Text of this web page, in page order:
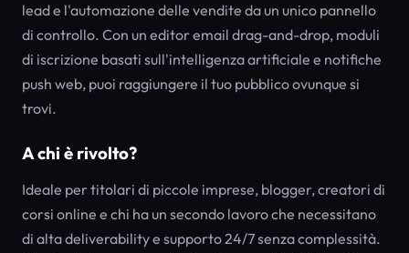
lead e l'automazione delle vendite da un unico pannello
di controllo. Con un editor email drag-and-drop, moduli
di iscrizione basati sull'intelligenza artificiale e notifiche
push web, puoi raggiungere il tuo pubblico ovunque si
trovi.
A chi è rivolto?
Ideale per titolari di piccole imprese, blogger, creatori di
corsi online e chi ha un secondo lavoro che necessitano
di alta deliverability e supporto 24/7 senza complessità.